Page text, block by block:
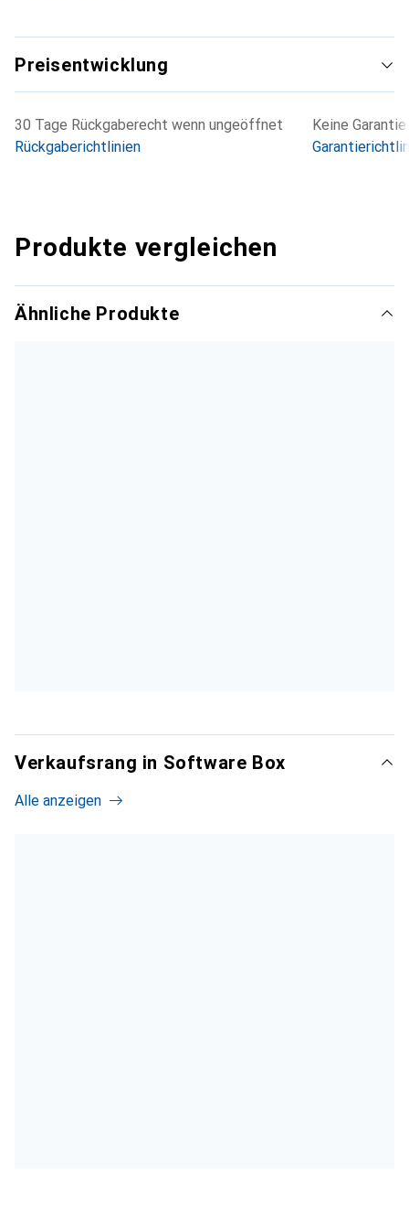
Preisentwicklung
30 Tage Rückgaberecht wenn ungeöffnet
Rückgaberichtlinien
Keine Garantie
Produkte vergleichen
Ähnliche Produkte
Verkaufsrang in Software Box
Alle anzeigen